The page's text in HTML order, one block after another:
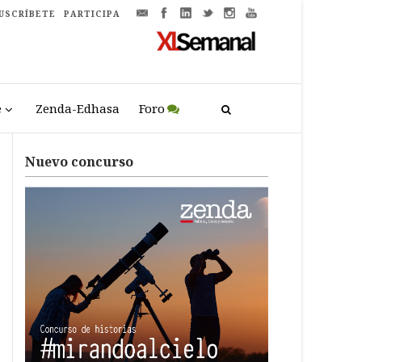
PARTICIPA
Zenda-Edhasa Foro
Nuevo concurso